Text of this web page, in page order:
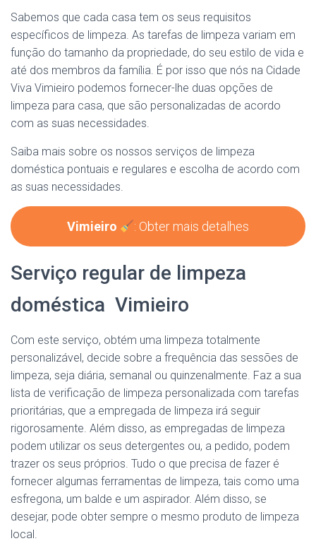
Sabemos que cada casa tem os seus requisitos
específicos de limpeza. As tarefas de limpeza variam em
função do tamanho da propriedade, do seu estilo de vida e
até dos membros da família. É por isso que nós na Cidade
Viva Vimieiro podemos fornecer-lhe duas opções de
limpeza para casa, que são personalizadas de acordo
com as suas necessidades.
Saiba mais sobre os nossos serviços de limpeza
doméstica pontuais e regulares e escolha de acordo com
as suas necessidades.
Vimieiro : Obter mais detalhes
Serviço regular de limpeza
doméstica Vimieiro
Com este serviço, obtém uma limpeza totalmente
personalizável, decide sobre a frequência das sessões de
limpeza, seja diária, semanal ou quinzenalmente. Faz a sua
lista de verificação de limpeza personalizada com tarefas
prioritárias, que a empregada de limpeza irá seguir
rigorosamente. Além disso, as empregadas de limpeza
podem utilizar os seus detergentes ou, a pedido, podem
trazer os seus próprios. Tudo o que precisa de fazer é
fornecer algumas ferramentas de limpeza, tais como uma
esfregona, um balde e um aspirador. Além disso, se
desejar, pode obter sempre o mesmo produto de limpeza
local.